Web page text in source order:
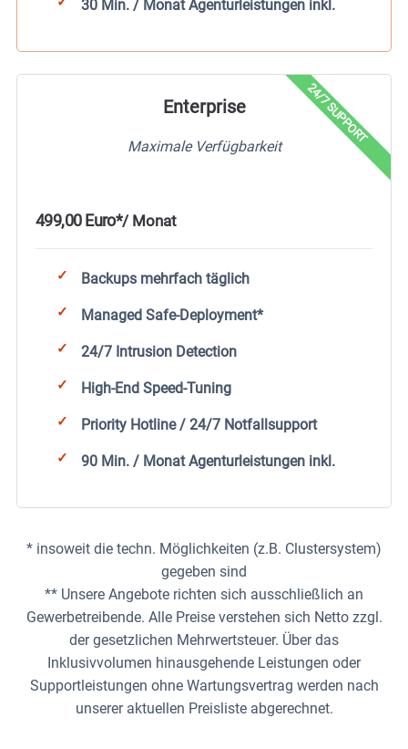
30 Min. / Monat Agenturleistungen inkl.​
Enterprise
Maximale Verfügbarkeit
24/7 SUPPORT
499,00 Euro*/ Monat
Backups mehrfach täglich
Managed Safe-Deployment*
24/7 Intrusion Detection
High-End Speed-Tuning
Priority Hotline / 24/7 Notfallsupport
90 Min. / Monat Agenturleistungen inkl.
* insoweit die techn. Möglichkeiten (z.B. Clustersystem)
gegeben sind
** Unsere Angebote richten sich ausschließlich an
Gewerbetreibende. Alle Preise verstehen sich Netto zzgl.
der gesetzlichen Mehrwertsteuer. Über das
Inklusivvolumen hinausgehende Leistungen oder
Supportleistungen ohne Wartungsvertrag werden nach
unserer aktuellen Preisliste abgerechnet.